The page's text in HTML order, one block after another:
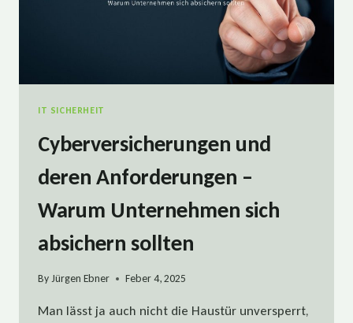
IT SICHERHEIT
Cyberversicherungen und
deren Anforderungen –
Warum Unternehmen sich
absichern sollten
ByJürgen Ebner Feber 4, 2025
Man lässt ja auch nicht die Haustür unversperrt,